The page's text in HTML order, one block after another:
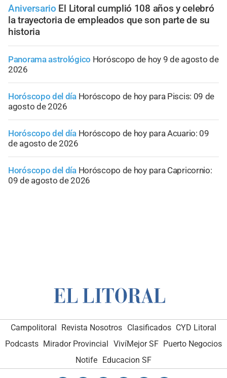
Aniversario El Litoral cumplió 108 años y celebró
la trayectoria de empleados que son parte de su
historia
Panorama astrológico Horóscopo de hoy 9 de agosto de
2026
Horóscopo del día Horóscopo de hoy para Piscis: 09 de
agosto de 2026
Horóscopo del día Horóscopo de hoy para Acuario: 09
de agosto de 2026
Horóscopo del día Horóscopo de hoy para Capricornio:
09 de agosto de 2026
Campolitoral Revista Nosotros Clasificados CYD Litoral
Podcasts Mirador Provincial VivíMejor SF Puerto Negocios
Notife Educacion SF